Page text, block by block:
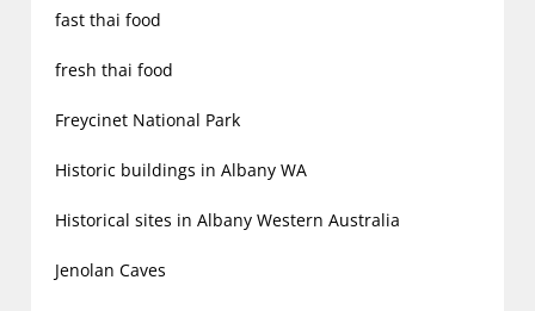
fast thai food
fresh thai food
Freycinet National Park
Historic buildings in Albany WA
Historical sites in Albany Western Australia
Jenolan Caves